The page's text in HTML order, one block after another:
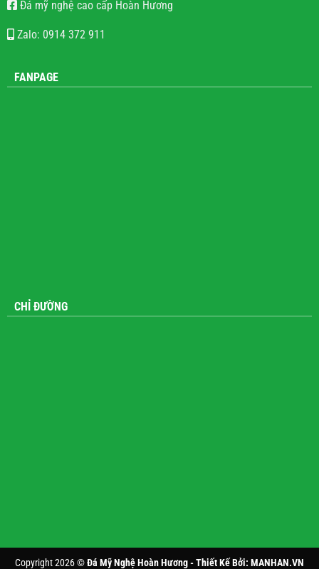
Đá mỹ nghệ cao cấp Hoàn Hương
Zalo: 0914 372 911
FANPAGE
CHỈ ĐƯỜNG
Copyright 2026 ©Đá Mỹ Nghệ Hoàn Hương - Thiết Kế Bởi: MANHAN.VN